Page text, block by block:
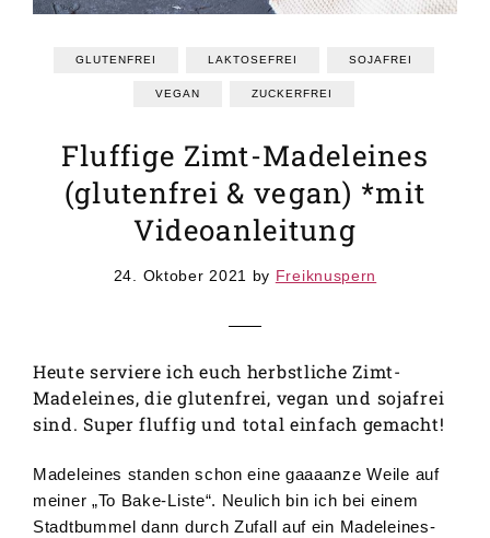
GLUTENFREI LAKTOSEFREI SOJAFREI
VEGAN ZUCKERFREI
Fluffige Zimt-Madeleines
(glutenfrei & vegan) *mit
Videoanleitung
24. Oktober 2021 by Freiknuspern
Heute serviere ich euch herbstliche Zimt-
Madeleines, die glutenfrei, vegan und sojafrei
sind. Super fluffig und total einfach gemacht!
Madeleines standen schon eine gaaaanze Weile auf
meiner „To Bake-Liste“. Neulich bin ich bei einem
Stadtbummel dann durch Zufall auf ein Madeleines-